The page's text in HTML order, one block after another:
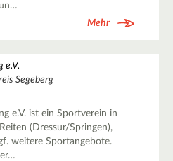
Mehr
e.V.
Segeberg
e.V. ist ein Sportverein in
(Dressur/Springen),
weitere Sportangebote.